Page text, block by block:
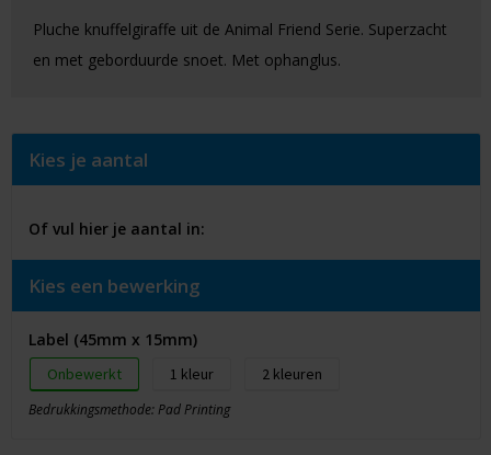
Pluche knuffelgiraffe uit de Animal Friend Serie. Superzacht
en met geborduurde snoet. Met ophanglus.
Kies je aantal
Of vul hier je aantal in:
Kies een bewerking
Label (45mm x 15mm)
Onbewerkt 1 2
Bedrukkingsmethode: Pad Printing